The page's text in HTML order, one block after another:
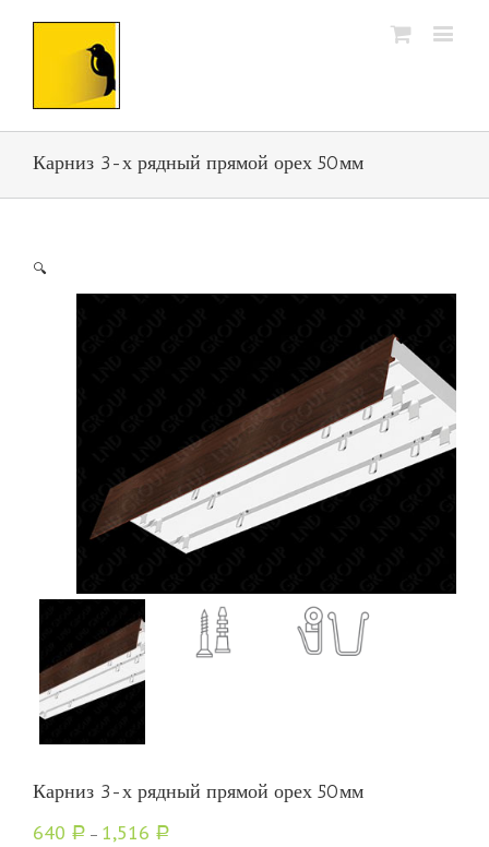
Карниз 3-х рядный прямой орех 50мм
🔍
Карниз 3-х рядный прямой орех 50мм
640 Р – 1,516 Р